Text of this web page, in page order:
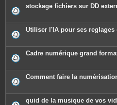
stockage fichiers sur DD
Utiliser l'IA pour ses reglages
Cadre numérique grand
Comment faire la
quid de la musique de vos